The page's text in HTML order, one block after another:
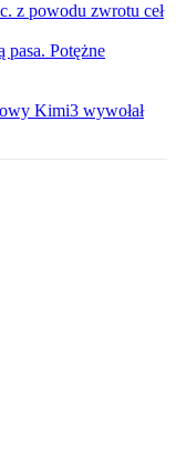
z powodu zwrotu ceł
pasa. Potężne
Kimi3 wywołał